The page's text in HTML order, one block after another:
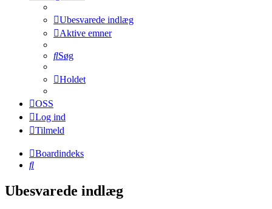
Ubesvarede indlæg
Aktive emner
Søg
Holdet
OSS
Log ind
Tilmeld
Boardindeks
Søg
Ubesvarede indlæg